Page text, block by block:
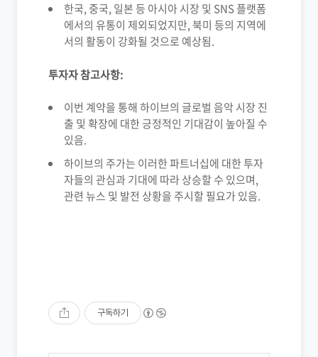
한국, 중국, 일본 등 아시아 시장 및 SNS 플랫폼
에서의 유통이 제외되었지만, 북미 등의 지역에
서의 활동이 강화될 것으로 예상됨.
투자자 참고사항:
이번 계약을 통해 하이브의 글로벌 음악 시장 진
출 및 확장에 대한 긍정적인 기대감이 높아질 수
있음.
하이브의 주가는 이러한 파트너십에 대한 투자
자들의 관심과 기대에 따라 상승할 수 있으며,
관련 뉴스 및 발전 상황을 주시할 필요가 있음.
구독하기